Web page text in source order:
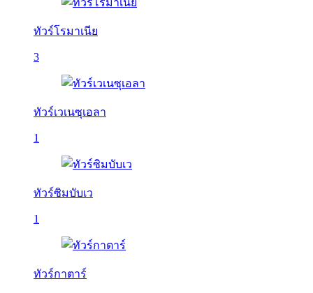
ทัวร์โรมาเนีย
3
ทัวร์เวเนซุเอลา
1
ทัวร์ซิมบับเว
1
ทัวร์กาตาร์